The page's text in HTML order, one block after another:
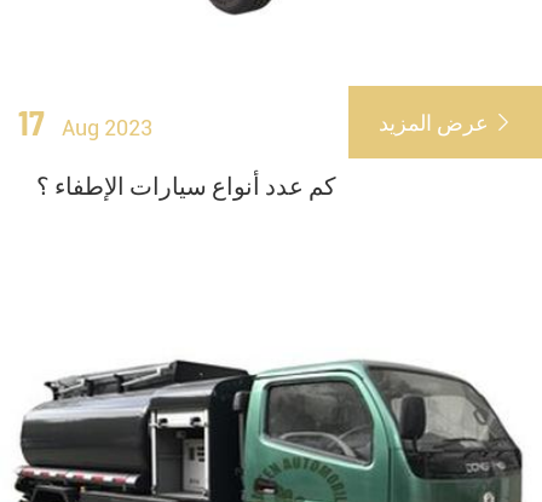
17 Aug 2023 عرض المزيد 
كم عدد أنواع سيارات الإطفاء ؟